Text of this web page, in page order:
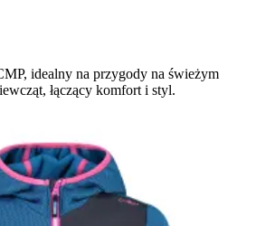
idealny na przygody na świeżym
łączący komfort i styl.